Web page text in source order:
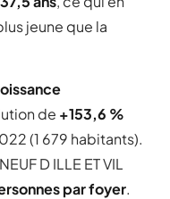
jeune que la
de +153,6 %
(1 679 habitants).
D ILLE ET VIL
par foyer.